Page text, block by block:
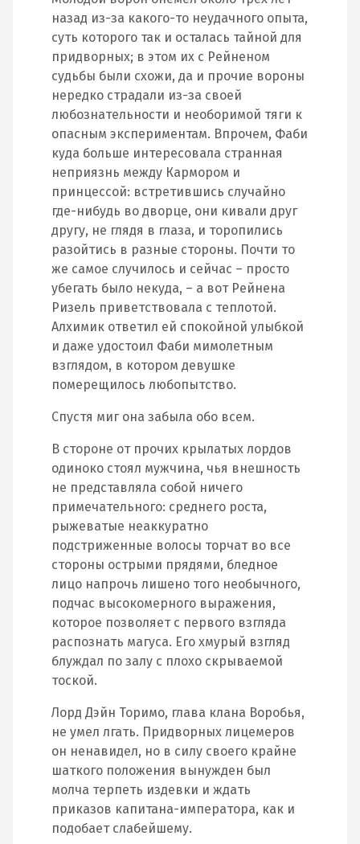
назад из-за какого-то неудачного опыта,
суть которого так и осталась тайной для
придворных; в этом их с Рейненом
судьбы были схожи, да и прочие вороны
нередко страдали из-за своей
любознательности и необоримой тяги к
опасным экспериментам. Впрочем, Фаби
куда больше интересовала странная
неприязнь между Кармором и
принцессой: встретившись случайно
где-нибудь во дворце, они кивали друг
другу, не глядя в глаза, и торопились
разойтись в разные стороны. Почти то
же самое случилось и сейчас – просто
убегать было некуда, – а вот Рейнена
Ризель приветствовала с теплотой.
Алхимик ответил ей спокойной улыбкой
и даже удостоил Фаби мимолетным
взглядом, в котором девушке
померещилось любопытство.
Спустя миг она забыла обо всем.
В стороне от прочих крылатых лордов
одиноко стоял мужчина, чья внешность
не представляла собой ничего
примечательного: среднего роста,
рыжеватые неаккуратно
подстриженные волосы торчат во все
стороны острыми прядями, бледное
лицо напрочь лишено того необычного,
подчас высокомерного выражения,
которое позволяет с первого взгляда
распознать магуса. Его хмурый взгляд
блуждал по залу с плохо скрываемой
тоской.
Лорд Дэйн Торимо, глава клана Воробья,
не умел лгать. Придворных лицемеров
он ненавидел, но в силу своего крайне
шаткого положения вынужден был
молча терпеть издевки и ждать
приказов капитана-императора, как и
подобает слабейшему.